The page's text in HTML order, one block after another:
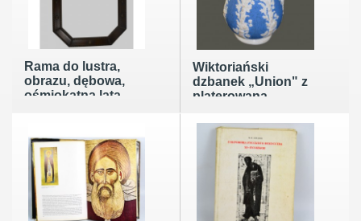
Rama do lustra,
obrazu, dębowa,
ośmiokątna lata
Wiktoriański
dzbanek „Union" z
platerowaną
sygnowany William
Brownfield Anglia